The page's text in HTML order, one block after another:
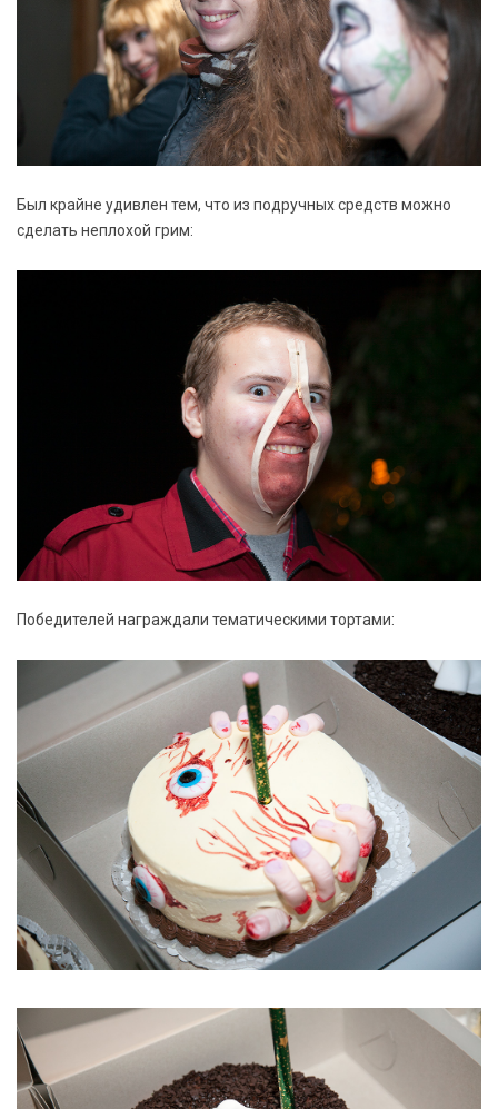
Был крайне удивлен тем, что из подручных средств можно
сделать неплохой грим:
Победителей награждали тематическими тортами: